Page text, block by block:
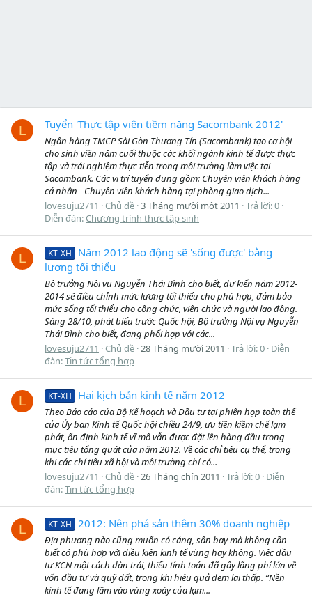
L Tuyển 'Thực tập viên tiềm năng Sacombank 2012'
Ngân hàng TMCP Sài Gòn Thương Tín (Sacombank) tạo cơ hội
cho sinh viên năm cuối thuộc các khối ngành kinh tế được thực
tập và trải nghiệm thực tiễn trong môi trường làm việc tại
Sacombank. Các vị trí tuyển dụng gồm: Chuyên viên khách hàng
cá nhân - Chuyên viên khách hàng tại phòng giao dịch...
lovesuju2711
Chủ đề 3 Tháng mười một 2011
Trả lời: 0
Diễn đàn:Chương trình thực tập sinh
L KT-XH
Năm 2012 lao động sẽ 'sống được' bằng
lương tối thiểu
Bộ trưởng Nội vụ Nguyễn Thái Bình cho biết, dự kiến năm 2012-
2014 sẽ điều chỉnh mức lương tối thiểu cho phù hợp, đảm bảo
mức sống tối thiểu cho công chức, viên chức và người lao động.
Sáng 28/10, phát biểu trước Quốc hội, Bộ trưởng Nội vụ Nguyễn
Thái Bình cho biết, đang phối hợp với các...
lovesuju2711
Chủ đề 28 Tháng mười 2011 Trả lời: 0 Diễn
đàn:Tin tức tổng hợp
L KT-XH Hai kịch bản kinh tế năm 2012
Theo Báo cáo của Bộ Kế hoạch và Đầu tư tại phiên họp toàn thể
của Ủy ban Kinh tế Quốc hội chiều 24/9, ưu tiên kiềm chế lạm
phát, ổn định kinh tế vĩ mô vẫn được đặt lên hàng đầu trong
mục tiêu tổng quát của năm 2012. Về các chỉ tiêu cụ thể, trong
khi các chỉ tiêu xã hội và môi trường chỉ có...
lovesuju2711
Chủ đề 26 Tháng chín 2011 Trả lời: 0 Diễn
đàn:Tin tức tổng hợp
L KT-XH 2012: Nên phá sản thêm 30% doanh nghiệp
Địa phương nào cũng muốn có cảng, sân bay mà không cần
biết có phù hợp với điều kiện kinh tế vùng hay không. Việc đầu
tư KCN một cách dàn trải, thiếu tính toán đã gây lãng phí lớn về
vốn đầu tư và quỹ đất, trong khi hiệu quả đem lại thấp. “Nền
kinh tế đang lâm vào vùng xoáy của lạm...